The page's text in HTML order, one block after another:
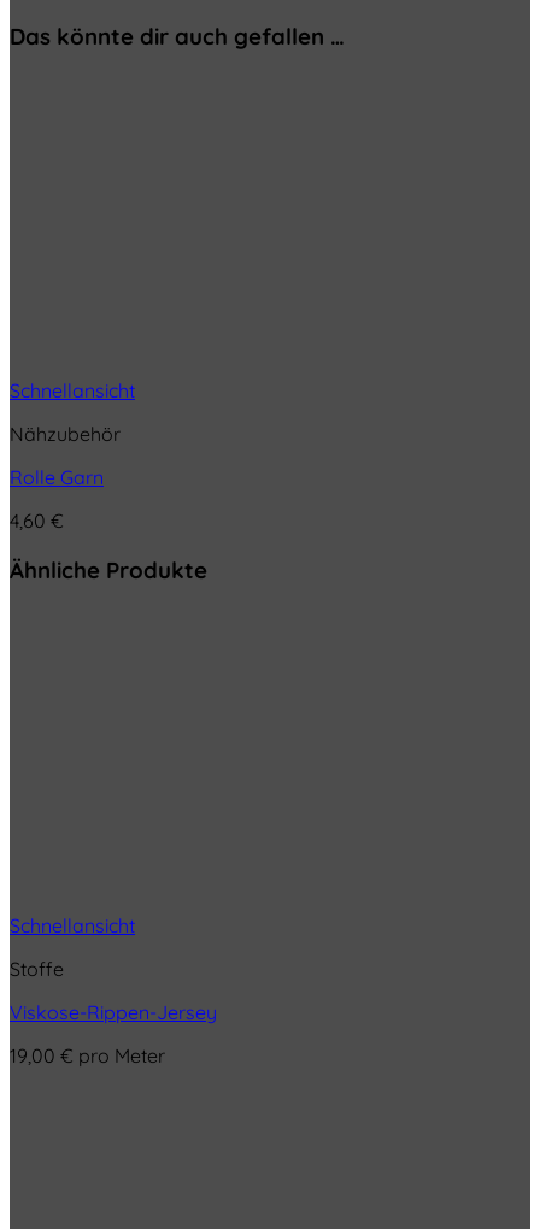
Das könnte dir auch gefallen …
Schnellansicht
Nähzubehör
Rolle Garn
4,60 €
Ähnliche Produkte
Schnellansicht
Stoffe
Viskose-Rippen-Jersey
19,00 € pro Meter